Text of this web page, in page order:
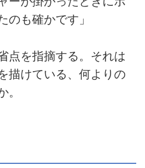
のも確かです」
点を指摘する。それは
描けている、何よりの
。